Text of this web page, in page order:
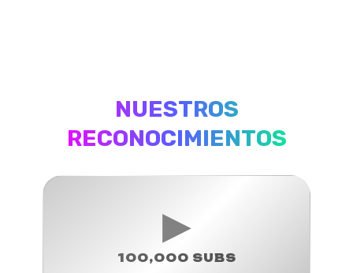
NUESTROS
RECONOCIMIENTOS
▶
100,000 SUBS